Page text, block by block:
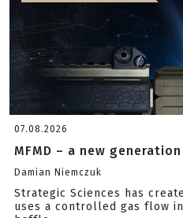
07.08.2026
MFMD – a new
Damian Niemczuk
Strategic Sciences has
uses a controlled gas flow